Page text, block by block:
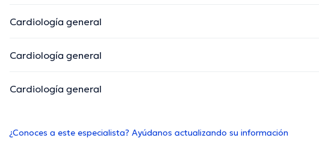
Cardiología general
Cardiología general
Cardiología general
¿Conoces a este especialista? Ayúdanos actualizando su información